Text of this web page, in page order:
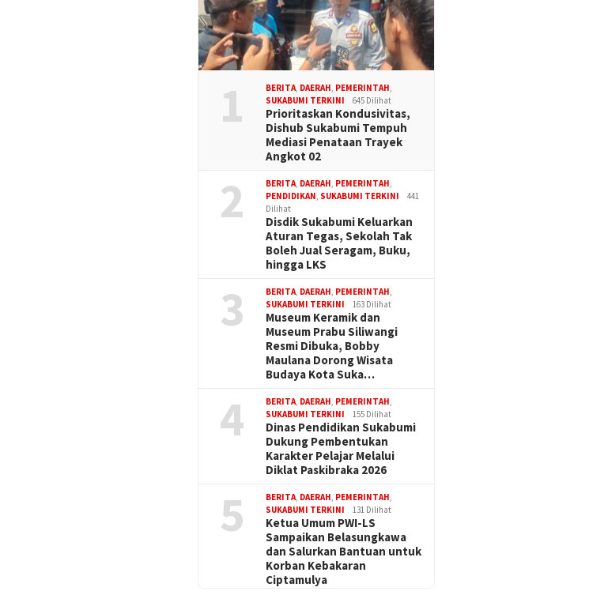
1 BERITA, DAERAH, PEMERINTAH,
SUKABUMI TERKINI
645 Dilihat
Prioritaskan Kondusivitas,
Dishub Sukabumi Tempuh
Mediasi Penataan Trayek
Angkot 02
2 BERITA, DAERAH, PEMERINTAH,
PENDIDIKAN, SUKABUMI TERKINI
441
Dilihat
Disdik Sukabumi Keluarkan
Aturan Tegas, Sekolah Tak
Boleh Jual Seragam, Buku,
hingga LKS
3 BERITA, DAERAH, PEMERINTAH,
SUKABUMI TERKINI
163 Dilihat
Museum Keramik dan
Museum Prabu Siliwangi
Resmi Dibuka, Bobby
Maulana Dorong Wisata
Budaya Kota Suka…
4 BERITA, DAERAH, PEMERINTAH,
SUKABUMI TERKINI
155 Dilihat
Dinas Pendidikan Sukabumi
Dukung Pembentukan
Karakter Pelajar Melalui
Diklat Paskibraka 2026
5 BERITA, DAERAH, PEMERINTAH,
SUKABUMI TERKINI
131 Dilihat
Ketua Umum PWI-LS
Sampaikan Belasungkawa
dan Salurkan Bantuan untuk
Korban Kebakaran
Ciptamulya